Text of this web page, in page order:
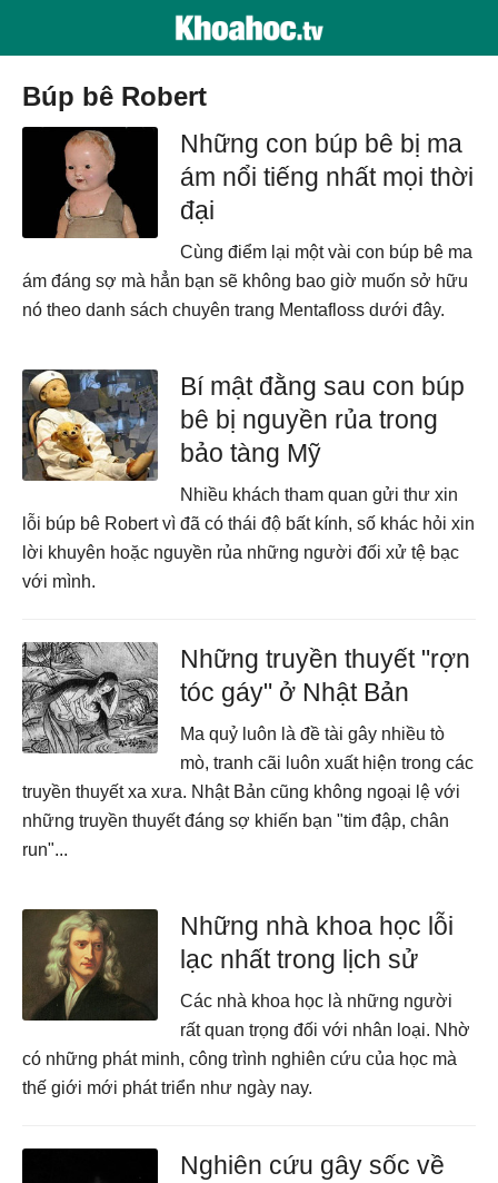
búp bê Robert
Những con búp bê bị ma
ám nổi tiếng nhất mọi thời
đại
Cùng điểm lại một vài con búp bê ma
ám đáng sợ mà hẳn bạn sẽ không bao giờ muốn sở hữu
nó theo danh sách chuyên trang Mentafloss dưới đây.
Bí mật đằng sau con búp
bê bị nguyền rủa trong
bảo tàng Mỹ
Nhiều khách tham quan gửi thư xin
lỗi búp bê Robert vì đã có thái độ bất kính, số khác hỏi xin
lời khuyên hoặc nguyền rủa những người đối xử tệ bạc
với mình.
Những truyền thuyết "rợn
tóc gáy" ở Nhật Bản
Ma quỷ luôn là đề tài gây nhiều tò
mò, tranh cãi luôn xuất hiện trong các
truyền thuyết xa xưa. Nhật Bản cũng không ngoại lệ với
những truyền thuyết đáng sợ khiến bạn "tim đập, chân
run"...
Những nhà khoa học lỗi
lạc nhất trong lịch sử
Các nhà khoa học là những người
rất quan trọng đối với nhân loại. Nhờ
có những phát minh, công trình nghiên cứu của học mà
thế giới mới phát triển như ngày nay.
Nghiên cứu gây sốc về